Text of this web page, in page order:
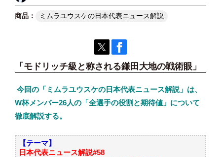
ミムラユウスケの日本代表ニュース解説
「モドリッチ級と称される鎌田大地の戦術眼」
今回の「ミムラユウスケの日本代表ニュース解説」は、
W杯メンバー26人の「全選手の役割と期待値」について
徹底解説する。
【テーマ】
日本代表ニュース解説#58